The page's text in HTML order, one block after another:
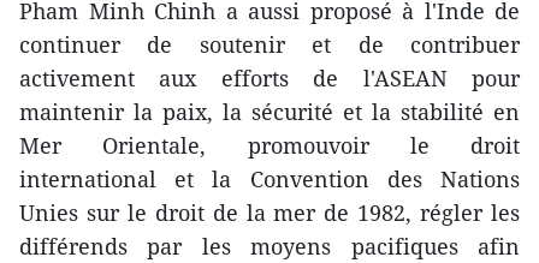
Pham Minh Chinh a aussi proposé à l'Inde de
continuer de soutenir et de contribuer
activement aux efforts de l'ASEAN pour
maintenir la paix, la sécurité et la stabilité en
Mer Orientale, promouvoir le droit
international et la Convention des Nations
Unies sur le droit de la mer de 1982, régler les
différends par les moyens pacifiques afin